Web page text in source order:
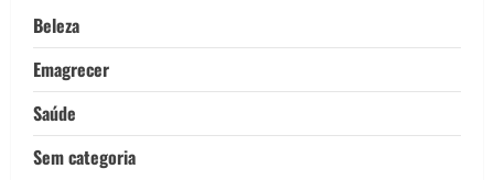
Beleza
Emagrecer
Saúde
Sem categoria